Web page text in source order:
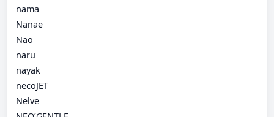
nama
Nanae
Nao
naru
nayak
necoJET
Nelve